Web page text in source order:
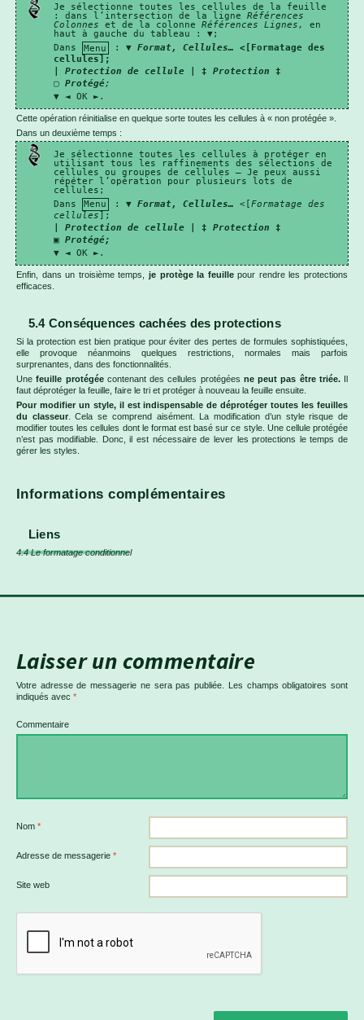
Je sélectionne toutes les cellules de la feuille
: dans l’intersection de la ligneRéférences
Colonnes et de la colonneRéférences Lignes,
en
haut à gauche du tableau : ▼;
Dans
Menu : ▼ Format, Cellules… <[Formatage des
cellules];
|Protection de cellule | ‡Protection ‡
▢Protégé;
▼ ◄ OK ►.
Cette opération réinitialise en quelque sorte toutes les cellules à « non protégée ».
Dans un deuxième temps :
Je sélectionne toutes les cellules à protéger en
utilisant tous les raffinements des sélections de
cellules ou groupes de cellules – Je peux aussi
répéter l’opération pour plusieurs lots de
cellules;
Dans
Menu : ▼ Format, Cellules… <[ Formatage des
cellules ];
|Protection de cellule | ‡Protection ‡
▣Protégé;
▼ ◄ OK ►.
Enfin, dans un troisième temps, je protège la feuillepour rendre les protections
efficaces.
5.4 Conséquences cachées des protections
Si la protection est bien pratique pour éviter des pertes de formules sophistiquées,
elle provoque néanmoins quelques restrictions, normales mais parfois
surprenantes, dans des fonctionnalités.
Unefeuille protégéecontenant des cellules protégées ne peut pas être triée.Il
faut déprotéger la feuille, faire le tri et protéger à nouveau la feuille ensuite.
Pour modifier un style, il est indispensable de déprotéger toutes les feuilles
du classeur. Cela se comprend aisément. La modification d’un style risque de
modifier toutes les cellules dont le format est basé sur ce style. Une cellule protégée
n’est pas modifiable. Donc, il est nécessaire de lever les protections le temps de
gérer les styles.
Informations complémentaires
Liens
4.4 Le formatage conditionnel
Laisser un commentaire
Votre adresse de messagerie ne sera pas publiée.
Les champs obligatoires sont
indiqués avec *
Commentaire
Nom *
Adresse de messagerie *
Site web